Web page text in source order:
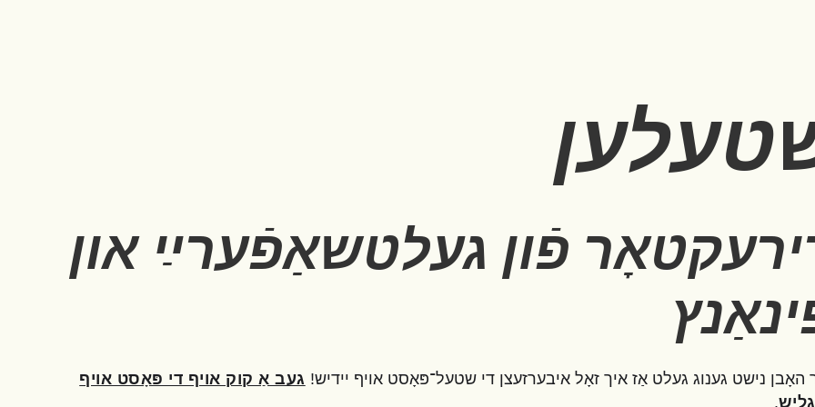
פֿון געלטשאַפֿערײַ און
האָבן נישט גענוג געלט אַז איך זאָל איבערזעצן די שטעל־פּאָסט אויף יידיש! געב אַ קוק אויף די פּאָסט אויף
.